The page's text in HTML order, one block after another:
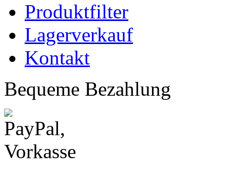
Produktfilter
Lagerverkauf
Kontakt
Bequeme Bezahlung